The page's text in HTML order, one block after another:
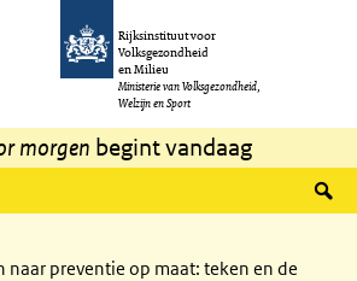
gaan
Rijksinstituut voor
Volksgezondheid
en Milieu
Ministerie van Volksgezondheid,
Welzijn en Sport
morgen begint vandaag
naar preventie op maat: teken en de